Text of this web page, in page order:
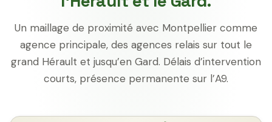
Un maillage de proximité avec Montpellier comme
agence principale, des agences relais sur tout le
grand Hérault et jusqu’en Gard. Délais d’intervention
courts, présence permanente sur l’A9.